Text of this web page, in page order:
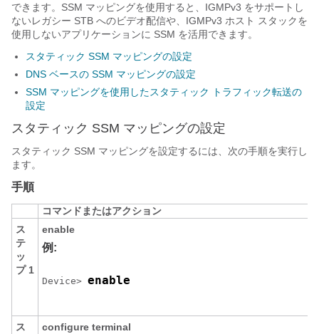
できます。SSM マッピングを使用すると、IGMPv3 をサポートし
ないレガシー STB へのビデオ配信や、IGMPv3 ホスト スタックを
使用しないアプリケーションに SSM を活用できます。
スタティック SSM マッピングの設定
DNS ベースの SSM マッピングの設定
SSM マッピングを使用したスタティック トラフィック転送の
設定
スタティック SSM マッピングの設定
スタティック SSM マッピングを設定するには、次の手順を実行し
ます。
手順
コマンドまたはアクション
ス
テ
ッ
プ 1
enable
例:
Device> enable
ス
configure terminal